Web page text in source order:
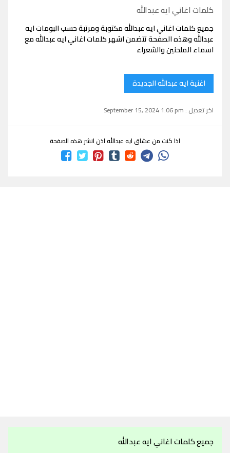
كلمات اغاني ايه عبدالله
جميع كلمات اغاني ايه عبدالله مكتوبة ومرتبة حسب البومات ايه
عبدالله وهذه الصفحة تتضمن اشهر كلمات اغاني ايه عبدالله مع
اسماء الملحنين والشعراء
اغنية ايه عبدالله الجديدة
اخر تعديل : September 15, 2024 1:06 pm
اذا كنت من عشاق ايه عبدالله اذن انشر هذه الصفحة
جميع كلمات اغاني ايه عبدالله